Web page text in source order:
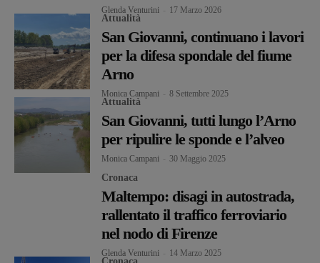
Glenda Venturini 17 Marzo 2026
Attualità
San Giovanni, continuano i lavori
per la difesa spondale del fiume
Arno
Monica Campani 8 Settembre 2025
Attualità
San Giovanni, tutti lungo l’Arno
per ripulire le sponde e l’alveo
Monica Campani 30 Maggio 2025
Cronaca
Maltempo: disagi in autostrada,
rallentato il traffico ferroviario
nel nodo di Firenze
Glenda Venturini 14 Marzo 2025